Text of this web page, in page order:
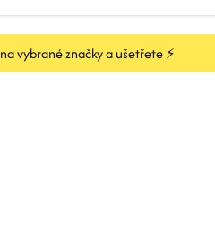
na vybrané značky a ušetřete ⚡